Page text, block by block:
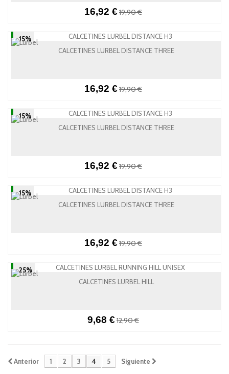
16,92 € 19,90 €
-15%
CALCETINES LURBEL DISTANCE THREE
16,92 € 19,90 €
-15%
CALCETINES LURBEL DISTANCE THREE
16,92 € 19,90 €
-15%
CALCETINES LURBEL DISTANCE THREE
16,92 € 19,90 €
-25%
CALCETINES LURBEL HILL
9,68 € 12,90 €
Anterior 1 2 3 4 5 Siguiente